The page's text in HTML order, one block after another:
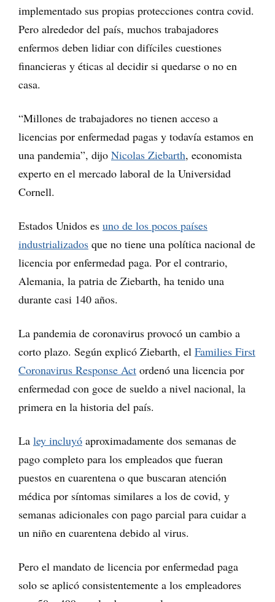
implementado sus propias protecciones contra covid.
Pero alrededor del país, muchos trabajadores
enfermos deben lidiar con difíciles cuestiones
financieras y éticas al decidir si quedarse o no en
casa.
“Millones de trabajadores no tienen acceso a
licencias por enfermedad pagas y todavía estamos en
una pandemia”, dijo Nicolas Ziebarth, economista
experto en el mercado laboral de la Universidad
Cornell.
Estados Unidos es uno de los pocos países
industrializados que no tiene una política nacional de
licencia por enfermedad paga. Por el contrario,
Alemania, la patria de Ziebarth, ha tenido una
durante casi 140 años.
La pandemia de coronavirus provocó un cambio a
corto plazo. Según explicó Ziebarth, el Families First
Coronavirus Response Act ordenó una licencia por
enfermedad con goce de sueldo a nivel nacional, la
primera en la historia del país.
La ley incluyó aproximadamente dos semanas de
pago completo para los empleados que fueran
puestos en cuarentena o que buscaran atención
médica por síntomas similares a los de covid, y
semanas adicionales con pago parcial para cuidar a
un niño en cuarentena debido al virus.
Pero el mandato de licencia por enfermedad paga
solo se aplicó consistentemente a los empleadores